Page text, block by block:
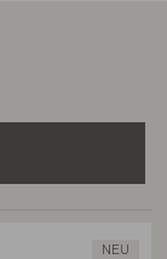
NEU